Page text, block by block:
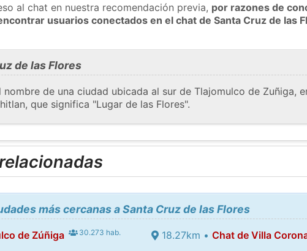
al chat en nuestra recomendación previa, por razones de
usuarios conectados en el chat de Santa Cruz de las
de las Flores
nombre de una ciudad ubicada al sur de Tlajomulco de Zuñiga,
que significa "Lugar de las Flores".
más cercanas a Santa Cruz de las Flores
de Zúñiga 30.273 hab. 18.27km •Chat de Villa